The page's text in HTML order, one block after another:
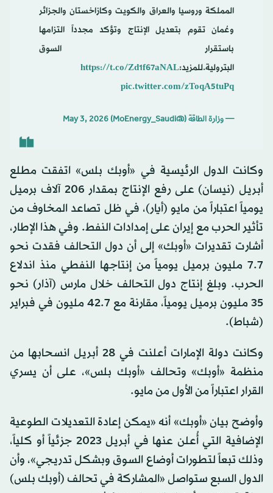
المملكة وروسيا والعراق والكويت وكازاخستان والجزائر
وعُمان تقوم بتعديل الإنتاج وتؤكد مجدداً التزامها
باستقرار السوق
البترولية.للمزيد:https://t.co/Zd1f67aNAL
pic.twitter.com/zToqA5tuPq
— وزارة الطاقة (@MoEnergy_Saudi) May 3, 2026
وكانت الدول الرئيسية في «أوبك بلس» اتفقت مطلع
أبريل (نيسان) على رفع الإنتاج بمقدار 206 آلاف برميل
يومياً اعتباراً من مايو (أيار)، في ظل تصاعد المخاوف من
تأثير الحرب مع إيران على إمدادات النفط. وفي هذا الإطار،
أشارت تقديرات «أوبك» إلى أن دول التحالف فقدت نحو
7.7 مليون برميل يومياً من إنتاجها النفطي منذ اندلاع
الحرب. وبلغ إنتاج دول التحالف خلال مارس (آذار) نحو
35 مليون برميل يومياً، مقارنة مع 42.7 مليون في فبراير
(شباط).
وكانت دولة الإمارات أعلنت في 28 أبريل انسحابها من
منظمة «أوبك» وتحالف «أوبك بلس»، على أن يسري
القرار اعتباراً من الأول من مايو.
وأوضح بيان «أوبك» أنه «يمكن إعادة التعديلات الطوعية
الإضافية التي أُعلن عنها في أبريل 2023 جزئياً أو كلياً،
وذلك تبعاً لتطورات أوضاع السوق وبشكل تدريجي»، وأن
الدول السبع ستواصل «المشاركة في تحالف (أوبك بلس)